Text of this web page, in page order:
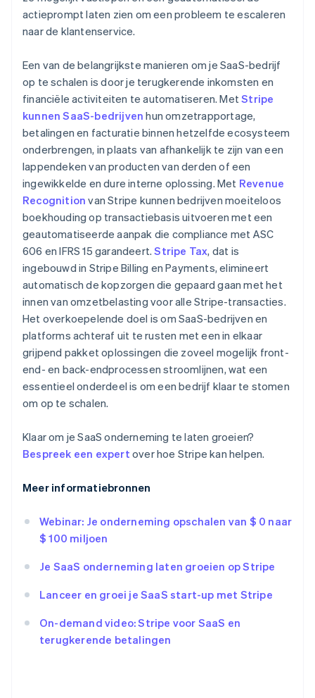
actieprompt laten zien om een probleem te escaleren
naar de klantenservice.
Een van de belangrijkste manieren om je SaaS-bedrijf
op te schalen is door je terugkerende inkomsten en
financiële activiteiten te automatiseren. MetStripe
kunnen SaaS-bedrijven hun omzetrapportage,
betalingen en facturatie binnen hetzelfde ecosysteem
onderbrengen, in plaats van afhankelijk te zijn van een
lappendeken van producten van derden of een
ingewikkelde en dure interne oplossing. Met Revenue
Recognition van Stripe kunnen bedrijven moeiteloos
boekhouding op transactiebasis uitvoeren met een
geautomatiseerde aanpak die compliance met ASC
606 en IFRS 15 garandeert.Stripe Tax, dat is
ingebouwd in Stripe Billing en Payments, elimineert
automatisch de kopzorgen die gepaard gaan met het
innen van omzetbelasting voor alle Stripe-transacties.
Het overkoepelende doel is om SaaS-bedrijven en
platforms achteraf uit te rusten met een in elkaar
grijpend pakket oplossingen die zoveel mogelijk front-
end- en back-endprocessen stroomlijnen, wat een
essentieel onderdeel is om een bedrijf klaar te stomen
om op te schalen.
Klaar om je SaaS onderneming te laten groeien?
Bespreek een expert over hoe Stripe kan helpen.
Meer informatiebronnen
Webinar: Je onderneming opschalen van $ 0 naar
$ 100 miljoen
Je SaaS onderneming laten groeien op Stripe
Lanceer en groei je SaaS start-up met Stripe
On-demand video: Stripe voor SaaS en
terugkerende betalingen